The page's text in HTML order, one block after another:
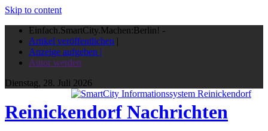
Skip to content
Einfach.SmartCity.Machen:Berlin! -
Artikel veröffentlichen |
Anzeige aufgeben |
Autor werden
Dienstag, 28. Juli 2026
Reinickendorf Nachrichten